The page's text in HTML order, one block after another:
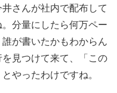
さんが社内で配布して
分量にしたら何万ペー
が書いたかもわからん
見つけて来て、「この
やったわけですね。